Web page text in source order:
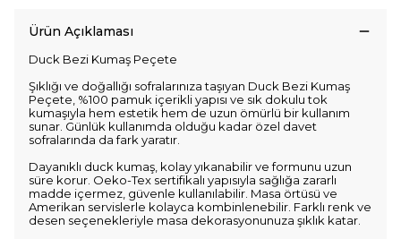
Ürün Açıklaması
Duck Bezi Kumaş Peçete
Şıklığı ve doğallığı sofralarınıza taşıyan Duck Bezi Kumaş
Peçete, %100 pamuk içerikli yapısı ve sık dokulu tok
kumaşıyla hem estetik hem de uzun ömürlü bir kullanım
sunar. Günlük kullanımda olduğu kadar özel davet
sofralarında da fark yaratır.
Dayanıklı duck kumaş, kolay yıkanabilir ve formunu uzun
süre korur. Oeko-Tex sertifikalı yapısıyla sağlığa zararlı
madde içermez, güvenle kullanılabilir. Masa örtüsü ve
Amerikan servislerle kolayca kombinlenebilir. Farklı renk ve
desen seçenekleriyle masa dekorasyonunuza şıklık katar.